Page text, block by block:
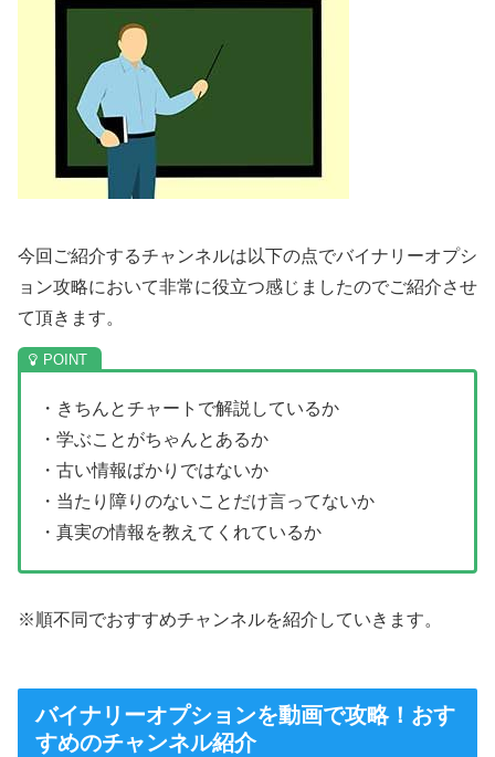
今回ご紹介するチャンネルは以下の点でバイナリーオプシ
ョン攻略において非常に役立つ感じましたのでご紹介させ
て頂きます。
・きちんとチャートで解説しているか
・学ぶことがちゃんとあるか
・古い情報ばかりではないか
・当たり障りのないことだけ言ってないか
・真実の情報を教えてくれているか
※順不同でおすすめチャンネルを紹介していきます。
バイナリーオプションを動画で攻略！おす
すめのチャンネル紹介